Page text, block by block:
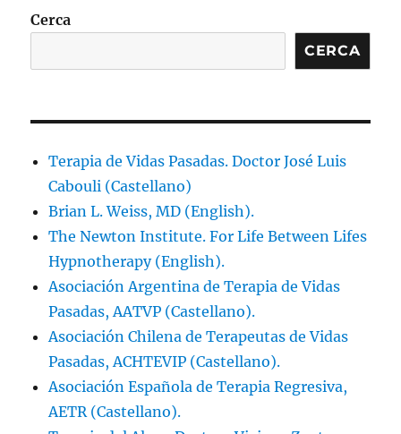
Cerca
CERCA
Terapia de Vidas Pasadas. Doctor José Luis
Cabouli (Castellano)
Brian L. Weiss, MD (English).
The Newton Institute. For Life Between Lifes
Hypnotherapy (English).
Asociación Argentina de Terapia de Vidas
Pasadas, AATVP (Castellano).
Asociación Chilena de Terapeutas de Vidas
Pasadas, ACHTEVIP (Castellano).
Asociación Española de Terapia Regresiva,
AETR (Castellano).